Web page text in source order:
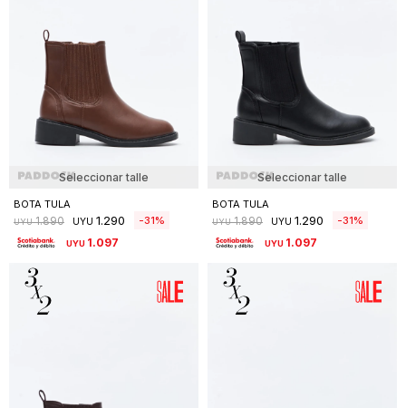
Seleccionar talle
BOTA TULA
UYU 1.890 UYU 1.290 31
UYU 1.097
Seleccionar talle
BOTA TULA
UYU 1.890 UYU 1.290 31
UYU 1.097